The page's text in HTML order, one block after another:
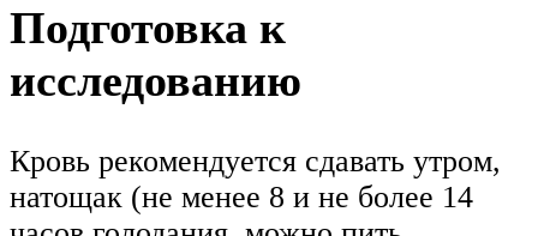
Подготовка к
исследованию
Кровь рекомендуется сдавать утром,
натощак (не менее 8 и не более 14